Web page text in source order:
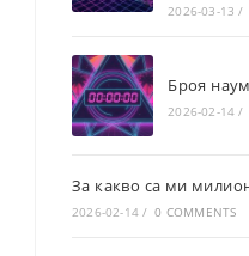
2026-03-13 /
Броя наум
2026-02-14 /
За какво са ми
2026-02-14 / 0 COMMENTS